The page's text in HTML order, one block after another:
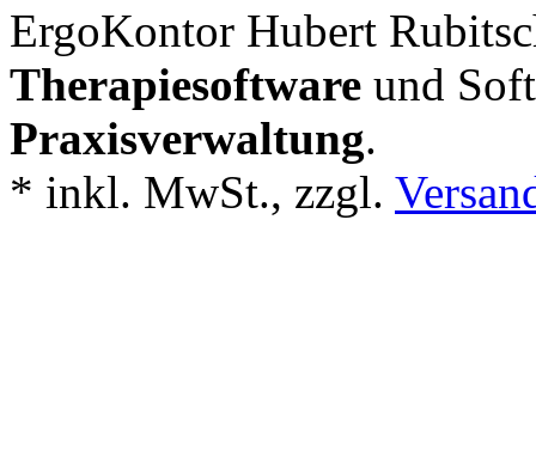
ErgoKontor Hubert
Therapiesoftware und
Praxisverwaltung.
* inkl. MwSt., zzgl.